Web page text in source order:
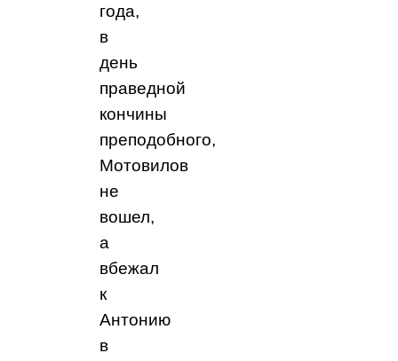
года,
в
день
праведной
кончины
преподобного,
Мотовилов
не
вошел,
а
вбежал
к
Антонию
в